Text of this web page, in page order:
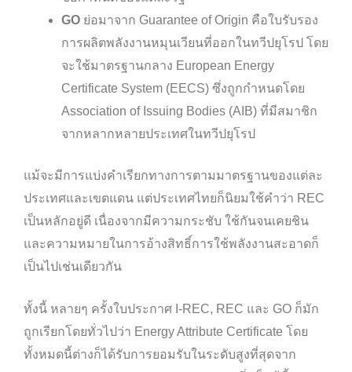
GO ย่อมาจาก Guarantee of Origin คือใบรับรอง
การผลิตพลังงานหมุนเวียนที่ออกในทวีปยุโรป โดย
จะใช้มาตรฐานกลาง European Energy
Certificate System (EECS) ซึ่งถูกกำหนดโดย
Association of Issuing Bodies (AIB) ที่มีสมาชิก
จากหลากหลายประเทศในทวีปยุโรป
แม้จะมีการแบ่งคำเรียกทางการตามมาตรฐานของแต่ละ
ประเทศและเขตแดน แต่ประเทศไทยก็นิยมใช้คำว่า REC
เป็นหลักอยู่ดี เนื่องจากมีความกระชับ ใช้กันจนเคยชิน
และความหมายในการอ้างสิทธิ์การใช้พลังงานสะอาดก็
เป็นไปเช่นเดียวกัน
ทั้งนี้ หลายๆ ครั้งใบประกาศ I-REC, REC และ GO ก็มัก
ถูกเรียกโดยทั่วไปว่า Energy Attribute Certificate โดย
ทั้งหมดนี้ต่างก็ได้รับการยอมรับในระดับสูงที่สุดจาก